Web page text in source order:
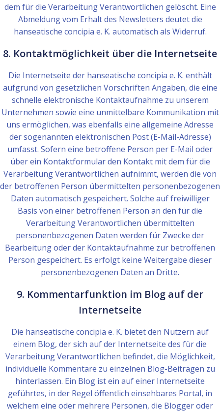
dem für die Verarbeitung Verantwortlichen gelöscht. Eine
Abmeldung vom Erhalt des Newsletters deutet die
hanseatische concipia e. K. automatisch als Widerruf.
8. Kontaktmöglichkeit über die Internetseite
Die Internetseite der hanseatische concipia e. K. enthält
aufgrund von gesetzlichen Vorschriften Angaben, die eine
schnelle elektronische Kontaktaufnahme zu unserem
Unternehmen sowie eine unmittelbare Kommunikation mit
uns ermöglichen, was ebenfalls eine allgemeine Adresse
der sogenannten elektronischen Post (E-Mail-Adresse)
umfasst. Sofern eine betroffene Person per E-Mail oder
über ein Kontaktformular den Kontakt mit dem für die
Verarbeitung Verantwortlichen aufnimmt, werden die von
der betroffenen Person übermittelten personenbezogenen
Daten automatisch gespeichert. Solche auf freiwilliger
Basis von einer betroffenen Person an den für die
Verarbeitung Verantwortlichen übermittelten
personenbezogenen Daten werden für Zwecke der
Bearbeitung oder der Kontaktaufnahme zur betroffenen
Person gespeichert. Es erfolgt keine Weitergabe dieser
personenbezogenen Daten an Dritte.
9. Kommentarfunktion im Blog auf der
Internetseite
Die hanseatische concipia e. K. bietet den Nutzern auf
einem Blog, der sich auf der Internetseite des für die
Verarbeitung Verantwortlichen befindet, die Möglichkeit,
individuelle Kommentare zu einzelnen Blog-Beiträgen zu
hinterlassen. Ein Blog ist ein auf einer Internetseite
geführtes, in der Regel öffentlich einsehbares Portal, in
welchem eine oder mehrere Personen, die Blogger oder